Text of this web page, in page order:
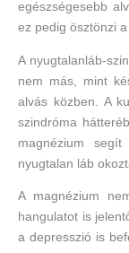
egészségesebb
ez pedig ösztönzi a
A nyugtalanláb-
nem más, mint
alvás közben. A
szindróma
magnézium
nyugtalan láb
A magnézium
hangulatot is
a depresszió is